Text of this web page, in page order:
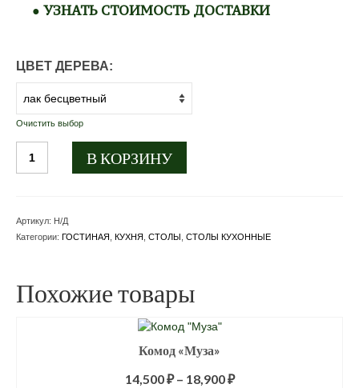
● УЗНАТЬ СТОИМОСТЬ ДОСТАВКИ
ЦВЕТ ДЕРЕВА:
Очистить выбор
товара
В КОРЗИНУ
Артикул: Н/Д
Категории: ГОСТИНАЯ КУХНЯ СТОЛЫ СТОЛЫ КУХОННЫЕ
Похожие товары
Комод «Муза»
14,500₽– 18,900₽